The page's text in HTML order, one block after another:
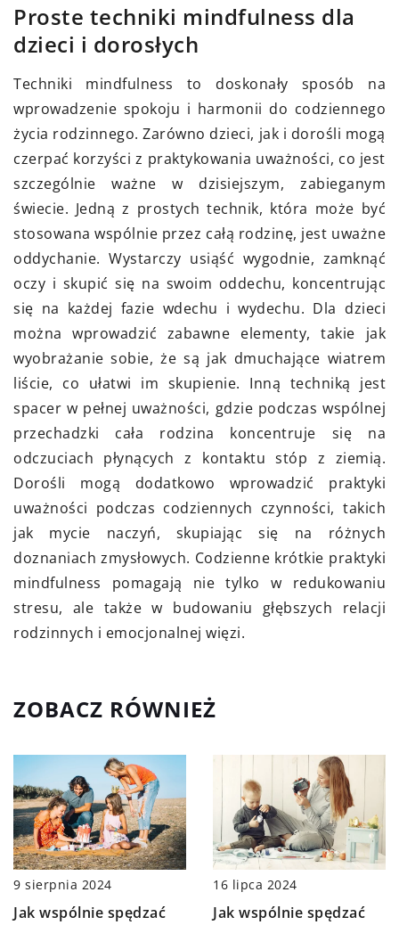
Proste techniki mindfulness dla
dzieci i dorosłych
Techniki mindfulness to doskonały sposób na
wprowadzenie spokoju i harmonii do codziennego
życia rodzinnego. Zarówno dzieci, jak i dorośli mogą
czerpać korzyści z praktykowania uważności, co jest
szczególnie ważne w dzisiejszym, zabieganym
świecie. Jedną z prostych technik, która może być
stosowana wspólnie przez całą rodzinę, jest uważne
oddychanie. Wystarczy usiąść wygodnie, zamknąć
oczy i skupić się na swoim oddechu, koncentrując
się na każdej fazie wdechu i wydechu. Dla dzieci
można wprowadzić zabawne elementy, takie jak
wyobrażanie sobie, że są jak dmuchające wiatrem
liście, co ułatwi im skupienie. Inną techniką jest
spacer w pełnej uważności, gdzie podczas wspólnej
przechadzki cała rodzina koncentruje się na
odczuciach płynących z kontaktu stóp z ziemią.
Dorośli mogą dodatkowo wprowadzić praktyki
uważności podczas codziennych czynności, takich
jak mycie naczyń, skupiając się na różnych
doznaniach zmysłowych. Codzienne krótkie praktyki
mindfulness pomagają nie tylko w redukowaniu
stresu, ale także w budowaniu głębszych relacji
rodzinnych i emocjonalnej więzi.
ZOBACZ RÓWNIEŻ
9 sierpnia 2024
Jak wspólnie spędzać
16 lipca 2024
Jak wspólnie spędzać